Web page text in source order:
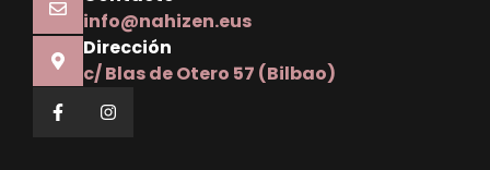
info@nahizen.eus
Dirección
c/ Blas de Otero 57 (Bilbao)